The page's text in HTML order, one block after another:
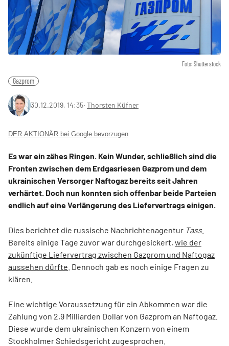
Foto: Shutterstock
Gazprom
30.12.2019, 14:35‧ Thorsten Küfner
DER AKTIONÄR bei Google bevorzugen
Es war ein zähes Ringen. Kein Wunder, schließlich sind die
Fronten zwischen dem Erdgasriesen Gazprom und dem
ukrainischen Versorger Naftogaz bereits seit Jahren
verhärtet. Doch nun konnten sich offenbar beide Parteien
endlich auf eine Verlängerung des Liefervertrags einigen.
Dies berichtet die russische Nachrichtenagentur Tass.
Bereits einige Tage zuvor war durchgesickert, wie der
zukünftige Liefervertrag zwischen Gazprom und Naftogaz
aussehen dürfte . Dennoch gab es noch einige Fragen zu
klären.
Eine wichtige Voraussetzung für ein Abkommen war die
Zahlung von 2,9 Milliarden Dollar von Gazprom an Naftogaz.
Diese wurde dem ukrainischen Konzern von einem
Stockholmer Schiedsgericht zugesprochen.